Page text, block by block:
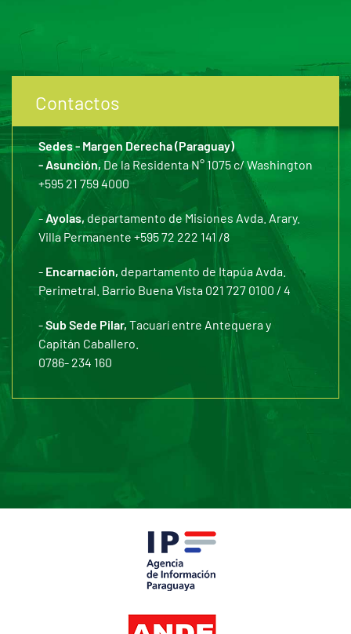
Contactos
Sedes - Margen Derecha (Paraguay)
- Asunción,De la Residenta N° 1075 c/ Washington
+595 21 759 4000
-Ayolas, departamento de Misiones Avda. Arary.
Villa Permanente +595 72 222 141 /8
- Encarnación, departamento de Itapúa Avda.
Perimetral. Barrio Buena Vista 021 727 0100 / 4
-Sub Sede Pilar, Tacuarí entre Antequera y
Capitán Caballero.
0786- 234 160